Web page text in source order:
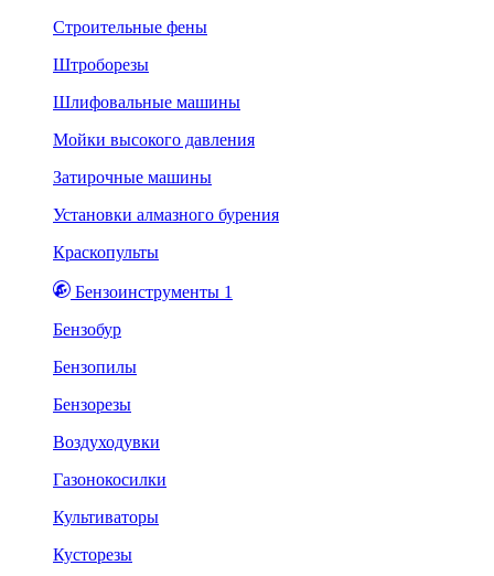
Строительные фены
Штроборезы
Шлифовальные машины
Мойки высокого давления
Затирочные машины
Установки алмазного бурения
Краскопульты
Бензоинструменты 1
Бензобур
Бензопилы
Бензорезы
Воздуходувки
Газонокосилки
Культиваторы
Кусторезы